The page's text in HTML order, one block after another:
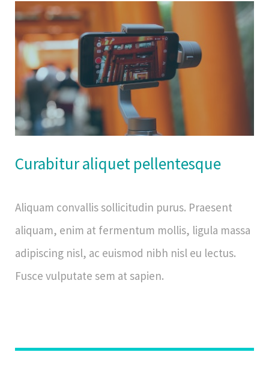
Curabitur aliquet pellentesque
Aliquam convallis sollicitudin purus. Praesent
aliquam, enim at fermentum mollis, ligula massa
adipiscing nisl, ac euismod nibh nisl eu lectus.
Fusce vulputate sem at sapien.